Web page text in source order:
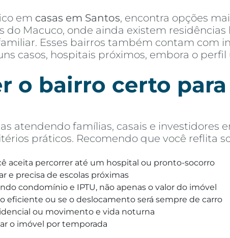
em casas em Santos, encontra opções
do Macuco, onde ainda existem
Esses bairros também contam com
casos, hospitais próximos, embora o
o bairro certo
atendendo famílias, casais e investidores
práticos. Recomendo que você reflita
aceita percorrer até um hospital ou pronto-socorro
e precisa de escolas próximas
condomínio e IPTU, não apenas o valor do imóvel
eficiente ou se o deslocamento será sempre de carro
ou movimento e vida noturna
o imóvel por temporada